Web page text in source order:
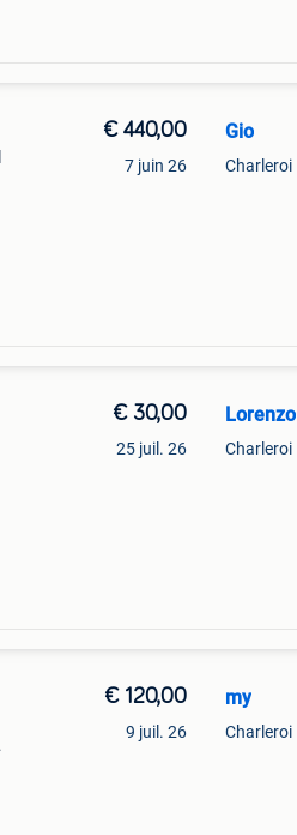
€ 440,00
7 juin 26
Gio
Charleroi
€ 30,00
25 juil. 26
Lorenzo
Charleroi
€ 120,00
9 juil. 26
my
Charleroi